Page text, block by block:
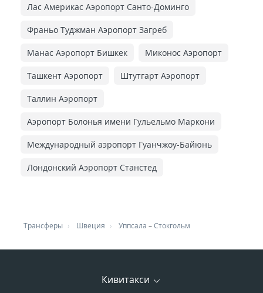
Лас Америкас Аэропорт Санто-Доминго
Франьо Туджман Аэропорт Загреб
Манас Аэропорт Бишкек Миконос Аэропорт
Ташкент Аэропорт Штутгарт Аэропорт
Таллин Аэропорт
Аэропорт Болонья имени Гульельмо Маркони
Международный аэропорт Гуанчжоу-Байюнь
Лондонский Аэропорт Станстед
Трансферы Швеция Уппсала –Стокгольм
Кивитакси